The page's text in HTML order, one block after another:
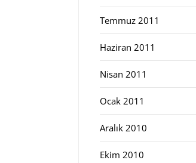
Temmuz 2011
Haziran 2011
Nisan 2011
Ocak 2011
Aralık 2010
Ekim 2010